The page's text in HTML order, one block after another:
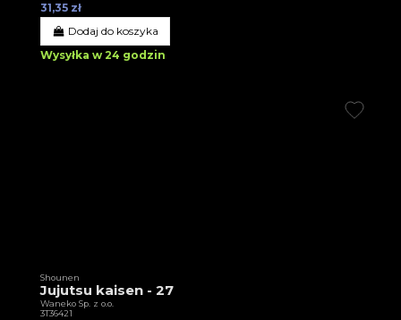
31,35 zł
Dodaj do koszyka
Wysyłka w 24 godzin
Shounen
Jujutsu kaisen - 27
Waneko Sp. z o.o.
3T36421